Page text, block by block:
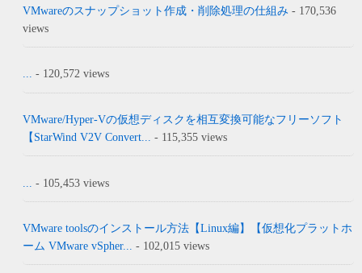
VMwareのスナップショット作成・削除処理の仕組み - 170,536
views
... - 120,572 views
VMware/Hyper-Vの仮想ディスクを相互変換可能なフリーソフト
【StarWind V2V Convert...
- 115,355 views
- 105,453 views
VMware toolsのインストール方法【Linux編】【仮想化プラットホ
ーム VMware vSpher... - 102,015 views